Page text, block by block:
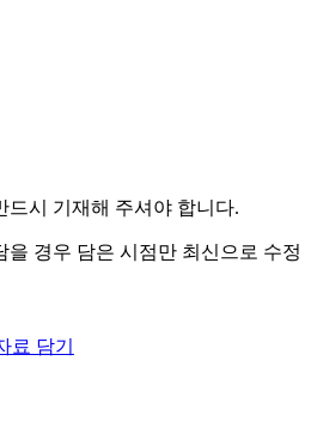
드시 기재해 주셔야 합니다.
을 경우 담은 시점만 최신으로 수정
료 담기